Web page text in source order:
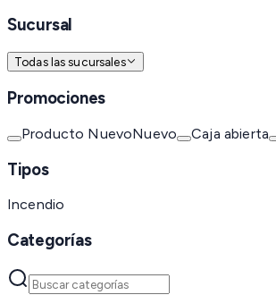
Sucursal
Todas las sucursales
Promociones
Producto NuevoNuevo Caja abierta
Tipos
Incendio
Categorías